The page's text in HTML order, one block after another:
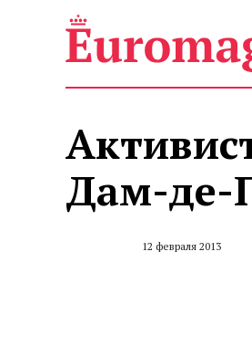
Дам-де-
12 февраля 2013